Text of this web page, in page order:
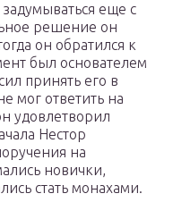
еще с
решение он
он обратился к
был основателем
принять его в
мог ответить на
удовлетворил
Нестор
на
новички,
стать монахами.